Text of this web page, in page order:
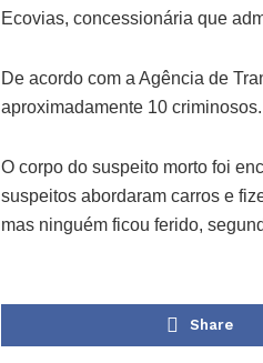
Ecovias, concessionária que
De acordo com a Agência de
aproximadamente 10
O corpo do suspeito morto foi
suspeitos abordaram carros e
mas ninguém ficou ferido,
Share